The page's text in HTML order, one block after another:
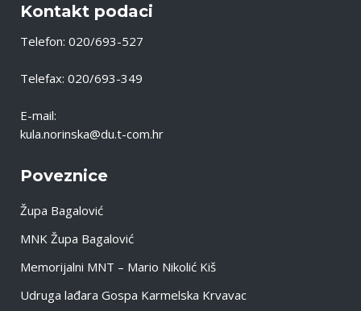
Kontakt podaci
Telefon: 020/693-527
Telefax: 020/693-349
E-mail:
kula.norinska@du.t-com.hr
Poveznice
Župa Bagalović
MNK Župa Bagalović
Memorijalni MNT – Mario Nikolić Kiš
Udruga lađara Gospa Karmelska Krvavac